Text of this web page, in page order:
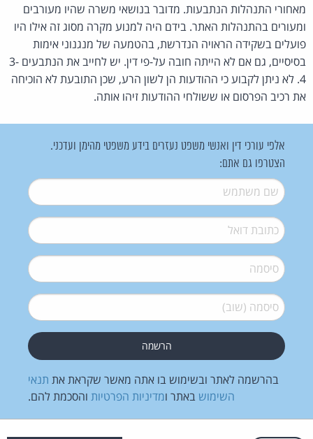
מאחורי התנהלות הנתבעות. מדובר בנושאי משרה שהיו מעורבים
ומעורים בהתנהלות האתר. בידם היה למנוע מקרה מסוג זה אילו היו
פועלים בשקידה הראויה הנדרשת, בהטמעה של מנגנוני אימות
בסיסיים, גם אם לא הייתה חובה על-פי דין. יש לחייב את הנתבעים 3-
4. לא ניתן לקבוע כי ההודעות הן לשון הרע, שכן התובעת לא הוכיחה
את רכיב הפרסום או ששולחי ההודעות זיהו אותה.
אלפי עורכי דין ואנשי משפט נעזרים בידע משפטי מהימן ועדכני.
הצטרפו גם אתם:
שם משתמש*
דואל*
סיסמה*
סיסמה (שוב)*
בהרשמה לאתר ובשימוש בו אתה מאשר שקראת את תנאי
השימוש באתר ומדיניות הפרטיות והסכמת להם.